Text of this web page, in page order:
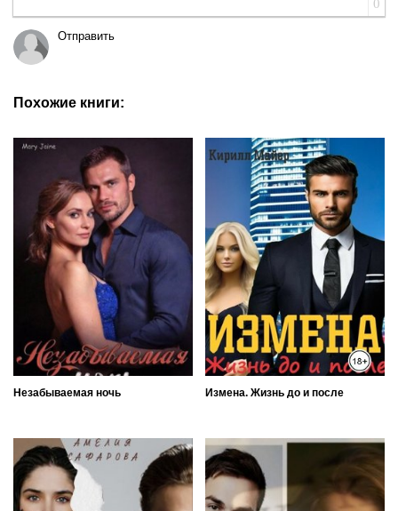
0
Отправить
Похожие книги:
Незабываемая ночь Измена. Жизнь до и после